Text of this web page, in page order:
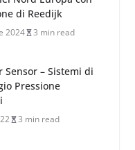
3 min read
Mercedes: Novità
2020
2019